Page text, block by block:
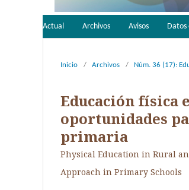
Actual Archivos Avisos Datos
Inicio / Archivos / Núm. 36 (17):
Educación física
oportunidades
primaria
Physical Education in Rural
Approach in Primary Schools